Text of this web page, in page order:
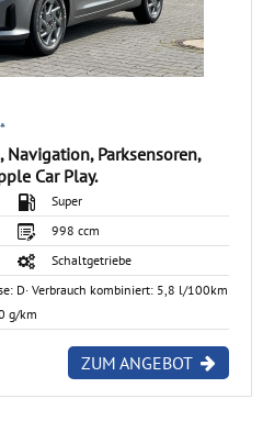
Parksensoren,
Car Play.
Super
998 ccm
Schaltgetriebe
D· Verbrauch kombiniert: 5,8 l/100km
g/km
ZUM ANGEBOT